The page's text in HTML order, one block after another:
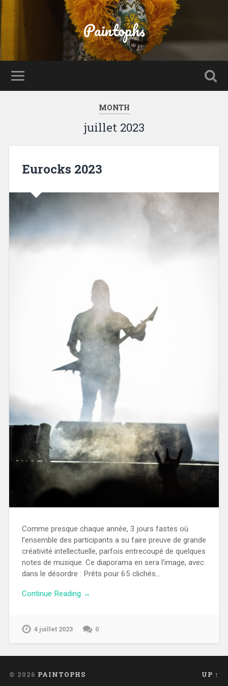
Paintophs
MONTH
juillet 2023
Eurocks 2023
Comme presque chaque année, 3 jours fastes où
l’ensemble des participants a su faire preuve de grande
créativité intellectuelle, parfois entrecoupé de quelques
notes de musique. Ce diaporama en sera l’image, avec
dans le désordre : Prêts pour 65 clichés…
Continue Reading →
4 juillet 2023 0
© 2026 PAINTOPHS UP ↑